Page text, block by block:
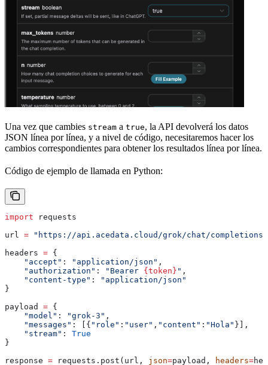
Una vez que cambies stream a true, la API devolverá los datos
JSON línea por línea, y a nivel de código, necesitaremos hacer los
cambios correspondientes para obtener los resultados línea por línea.
Código de ejemplo de llamada en Python:
import requests
url = "https://api.acedata.cloud/grok/chat/completions"
headers = {
    "accept"
: "application/json" ,
    "authorization"
: "Bearer {token} " ,
    "content-type"
:
"application/json"
}
payload = {
    "model"
: "grok-3" ,
    "messages"
: [{ "role" : "user" , "content" : "Hola" }],
    "stream"
: True
}
response = requests.post(url, json=payload, headers=